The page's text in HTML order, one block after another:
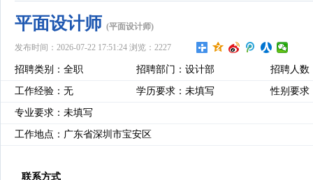
平面设计师 (平面设计师)
发布时间：2026-07-22 17:51:24 浏览：2227
招聘类别：全职 招聘部门：设计部 招聘人数
工作经验：无 学历要求：未填写 性别要求
专业要求：未填写
工作地点：广东省深圳市宝安区
联系方式